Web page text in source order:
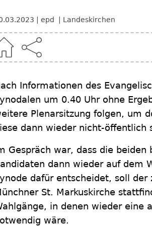
epd Landeskirchen
Informationen des
um 0.40 Uhr ohne
Plenarsitzung folgen, um
dann wieder nicht-öffentlich
Gespräch war, dass die
dann wieder auf dem
dafür entscheidet, soll
St. Markuskirche
in denen wieder eine
wäre.